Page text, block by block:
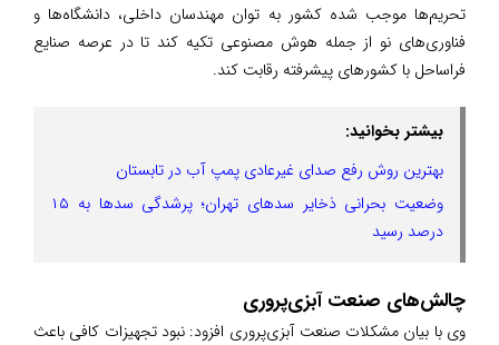
تحریم‌ها موجب شده کشور به توان مهندسان داخلی، دانشگاه‌ها و
فناوری‌های نو از جمله هوش مصنوعی تکیه کند تا در عرصه صنایع
فراساحل با کشورهای پیشرفته رقابت کند.
بیشتر بخوانید:
بهترین روش رفع صدای غیرعادی پمپ آب در تابستان
وضعیت بحرانی ذخایر سدهای تهران؛ پرشدگی سدها به ۱۵
درصد رسید
چالش‌های صنعت آبزی‌پروری
وی با بیان مشکلات صنعت آبزی‌پروری افزود: نبود تجهیزات کافی باعث